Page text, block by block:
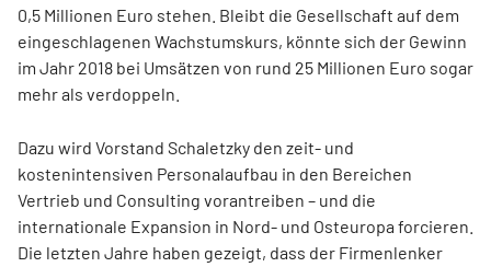
0,5 Millionen Euro stehen. Bleibt die Gesellschaft auf dem
eingeschlagenen Wachstumskurs, könnte sich der Gewinn
im Jahr 2018 bei Umsätzen von rund 25 Millionen Euro sogar
mehr als verdoppeln.
Dazu wird Vorstand Schaletzky den zeit- und
kostenintensiven Personalaufbau in den Bereichen
Vertrieb und Consulting vorantreiben – und die
internationale Expansion in Nord- und Osteuropa forcieren.
Die letzten Jahre haben gezeigt, dass der Firmenlenker